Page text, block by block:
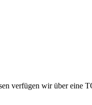
verfügen wir über eine